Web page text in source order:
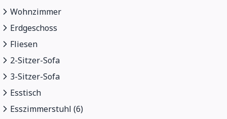
Wohnzimmer
Erdgeschoss
Fliesen
2-Sitzer-Sofa
3-Sitzer-Sofa
Esstisch
Esszimmerstuhl (6)